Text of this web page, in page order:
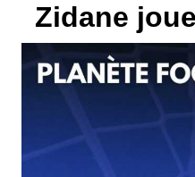
Zidane